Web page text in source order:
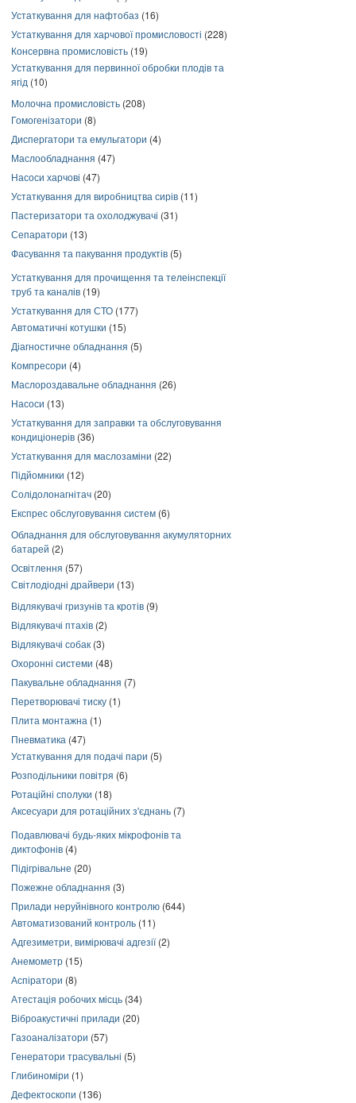
Устаткування для нафтобаз (16)
Устаткування для харчової промисловості (228)
Консервна промисловість (19)
Устаткування для первинної обробки плодів та
ягід (10)
Молочна промисловість (208)
Гомогенізатори (8)
Диспергатори та емульгатори (4)
Маслообладнання (47)
Насоси харчові (47)
Устаткування для виробництва сирів (11)
Пастеризатори та охолоджувачі (31)
Сепаратори (13)
Фасування та пакування продуктів (5)
Устаткування для прочищення та телеінспекції
труб та каналів (19)
Устаткування для СТО (177)
Автоматичні котушки (15)
Діагностичне обладнання (5)
Компресори (4)
Маслороздавальне обладнання (26)
Насоси (13)
Устаткування для заправки та обслуговування
кондиціонерів (36)
Устаткування для маслозаміни (22)
Підйомники (12)
Солідолонагнітач (20)
Експрес обслуговування систем (6)
Обладнання для обслуговування акумуляторних
батарей (2)
Освітлення (57)
Світлодіодні драйвери (13)
Відлякувачі гризунів та кротів (9)
Відлякувачі птахів (2)
Відлякувачі собак (3)
Охоронні системи (48)
Пакувальне обладнання (7)
Перетворювачі тиску (1)
Плита монтажна (1)
Пневматика (47)
Устаткування для подачі пари (5)
Розподільники повітря (6)
Ротаційні сполуки (18)
Аксесуари для ротаційних з'єднань (7)
Подавлювачі будь-яких мікрофонів та
диктофонів (4)
Підігрівальне (20)
Пожежне обладнання (3)
Прилади неруйнівного контролю (644)
Автоматизований контроль (11)
Адгезиметри, вимірювачі адгезії(2)
Анемометр (15)
Аспіратори (8)
Атестація робочих місць (34)
Віброакустичні прилади (20)
Газоаналізатори (57)
Генератори трасувальні (5)
Глибиноміри (1)
Дефектоскопи (136)